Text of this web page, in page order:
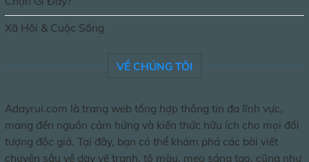
Xã Hội & Cuộc Sống
VỀ CHÚNG TÔI
Adayrui.com là trang web tổng hợp thông tin đa lĩnh vực,
mang đến nguồn cảm hứng và kiến thức hữu ích cho mọi đối
tượng độc giả. Tại đây, bạn có thể khám phá các bài viết
chuyên sâu về dạy vẽ tranh, tô màu, mẹo sáng tạo, cũng như